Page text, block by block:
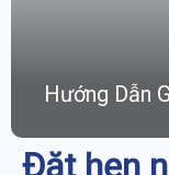
Hướng Dẫn
Đặt hẹn